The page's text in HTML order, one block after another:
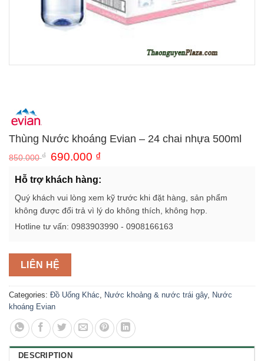
Thùng Nước khoáng Evian – 24 chai nhựa 500ml
850.000₫ 690.000 ₫
Hỗ trợ khách hàng:
Quý khách vui lòng xem kỹ trước khi đặt hàng, sản phẩm
không được đổi trả vì lý do không thích, không hợp.
Hotline tư vấn: 0983903990 - 0908166163
LIÊN HỆ
Categories: Đồ Uống Khác Nước khoảng & nước trái gây, Nước
khoáng Evian
DESCRIPTION